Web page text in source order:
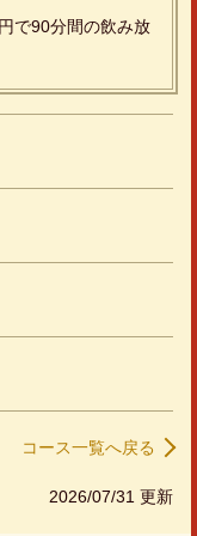
で90分間の飲み放
コース一覧へ戻る
2026/07/31 更新
する